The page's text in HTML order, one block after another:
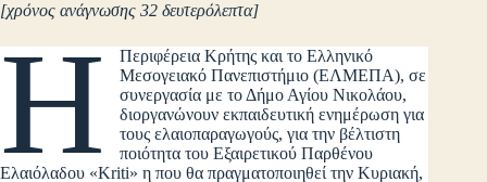
[χρόνος ανάγνωσης 32 δευτερόλεπτα]
Η
Περιφέρεια Κρήτης και το Ελληνικό
Μεσογειακό Πανεπιστήμιο (ΕΛΜΕΠΑ), σε
συνεργασία με το Δήμο Αγίου Νικολάου,
διοργανώνουν εκπαιδευτική ενημέρωση για
τους ελαιοπαραγωγούς, για την βέλτιστη
ποιότητα του Εξαιρετικού Παρθένου
Ελαιόλαδου «Kriti» η που θα πραγματοποιηθεί την Κυριακή,